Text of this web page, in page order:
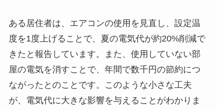
ある居住者は、エアコンの使用を見直し、設定温
度を1度上げることで、夏の電気代が約20%削減で
きたと報告しています。また、使用していない部
屋の電気を消すことで、年間で数千円の節約につ
ながったとのことです。このような小さな工夫
が、電気代に大きな影響を与えることがわかりま